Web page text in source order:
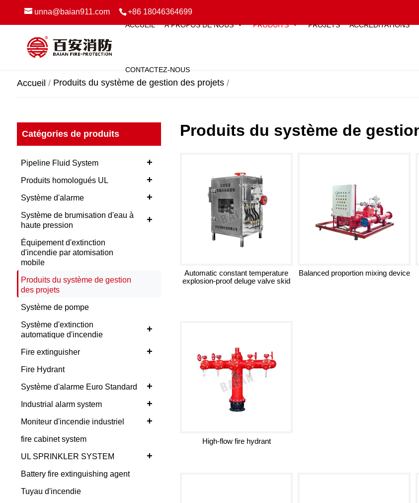
unna@baian911.com +86 18046364699
ACCUEIL À PROPOS DE NOUS PRODUITS PROJETS ACCREDITATIONS
CONTACTEZ-NOUS
Accueil Produits du système de gestion des projets
Catégories de produits
+
Pipeline Fluid System
+
Produits homologués UL
+
Système d'alarme
+
Système de brumisation d'eau à
haute pression
Équipement d'extinction
d'incendie par atomisation
mobile
Produits du système de gestion
des projets
Système de pompe
+
Système d'extinction
automatique d'incendie
+
Fire extinguisher
Fire Hydrant
+
Système d'alarme Euro Standard
+
Industrial alarm system
+
Moniteur d'incendie industriel
fire cabinet system
+
UL SPRINKLER SYSTEM
Battery fire extinguishing agent
Tuyau d'incendie
Produits du système de
Automatic constant temperature
explosion-proof deluge valve skid
Balanced proportion mixing device
High-flow fire hydrant